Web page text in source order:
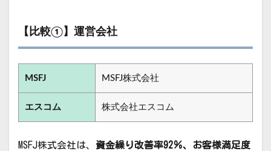
【比較①】運営会社
MSFJ MSFJ株式会社
エスコム 株式会社エスコム
MSFJ株式会社は、 資金繰り改善率92％、お客様満足度